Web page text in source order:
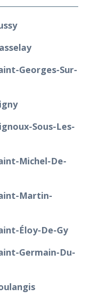
Georges-Sur-
Sous-Les-
Michel-De-
Martin-
Éloy-De-Gy
Germain-Du-